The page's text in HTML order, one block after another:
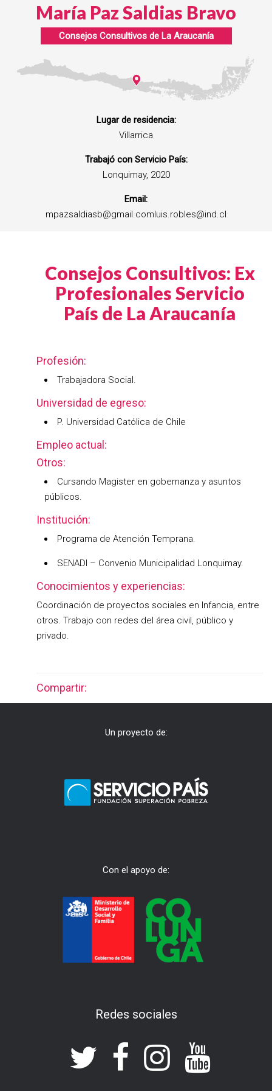
María Paz Saldias Bravo
Consejos Consultivos de La Araucanía
Lugar de residencia:
Villarrica
Trabajó con Servicio País:
Lonquimay, 2020
Email:
mpazsaldiasb@gmail.comluis.robles@ind.cl
Consejos Consultivos: Ex
Profesionales Servicio
País de La Araucanía
Profesión:
Trabajadora Social.
Universidad de egreso:
P. Universidad Católica de Chile
Empleo actual:
Otros:
Cursando Magister en gobernanza y asuntos
públicos.
Institución:
Programa de Atención Temprana.
SENADI – Convenio Municipalidad Lonquimay.
Conocimientos y experiencias:
Coordinación de proyectos sociales en Infancia, entre
otros. Trabajo con redes del área civil, público y
privado.
Compartir:
Un proyecto de:
Con el apoyo de:
Redes sociales